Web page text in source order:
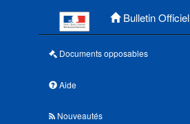
Bulletin Officiel
Documents opposables
Aide
Nouveautés